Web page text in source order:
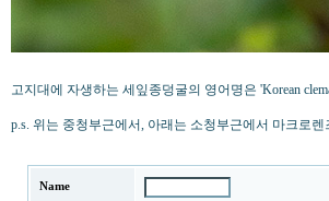
고지대에 자생하는 세잎종덩굴의 영어명은 'Korean
p.s. 위는 중청부근에서, 아래는 소청부근에서 마크로렌
Name